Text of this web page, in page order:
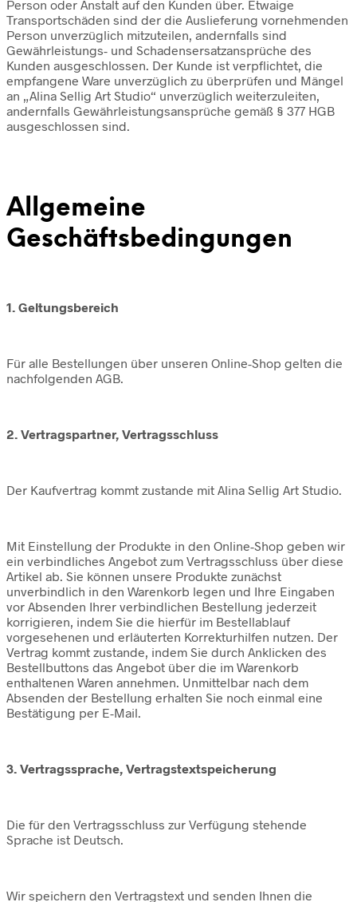
Person oder Anstalt auf den Kunden über. Etwaige
Transportschäden sind der die Auslieferung vornehmenden
Person unverzüglich mitzuteilen, andernfalls sind
Gewährleistungs- und Schadensersatzansprüche des
Kunden ausgeschlossen. Der Kunde ist verpflichtet, die
empfangene Ware unverzüglich zu überprüfen und Mängel
an „Alina Sellig Art Studio“ unverzüglich weiterzuleiten,
andernfalls Gewährleistungsansprüche gemäß § 377 HGB
ausgeschlossen sind.
Allgemeine
Geschäftsbedingungen
1. Geltungsbereich
Für alle Bestellungen über unseren Online-Shop gelten die
nachfolgenden AGB.
2. Vertragspartner, Vertragsschluss
Der Kaufvertrag kommt zustande mit Alina Sellig Art Studio.
Mit Einstellung der Produkte in den Online-Shop geben wir
ein verbindliches Angebot zum Vertragsschluss über diese
Artikel ab. Sie können unsere Produkte zunächst
unverbindlich in den Warenkorb legen und Ihre Eingaben
vor Absenden Ihrer verbindlichen Bestellung jederzeit
korrigieren, indem Sie die hierfür im Bestellablauf
vorgesehenen und erläuterten Korrekturhilfen nutzen. Der
Vertrag kommt zustande, indem Sie durch Anklicken des
Bestellbuttons das Angebot über die im Warenkorb
enthaltenen Waren annehmen. Unmittelbar nach dem
Absenden der Bestellung erhalten Sie noch einmal eine
Bestätigung per E-Mail.
3. Vertragssprache, Vertragstextspeicherung
Die für den Vertragsschluss zur Verfügung stehende
Sprache ist Deutsch.
Wir speichern den Vertragstext und senden Ihnen die